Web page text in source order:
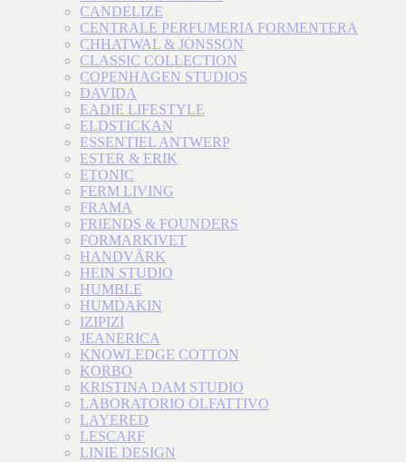
CANDELIZE
CENTRALE PERFUMERIA FORMENTERA
CHHATWAL & JONSSON
CLASSIC COLLECTION
COPENHAGEN STUDIOS
DAVIDA
EADIE LIFESTYLE
ELDSTICKAN
ESSENTIEL ANTWERP
ESTER & ERIK
ETONIC
FERM LIVING
FRAMA
FRIENDS & FOUNDERS
FORMARKIVET
HANDVÄRK
HEIN STUDIO
HUMBLE
HUMDAKIN
IZIPIZI
JEANERICA
KNOWLEDGE COTTON
KORBO
KRISTINA DAM STUDIO
LABORATORIO OLFATTIVO
LAYERED
LESCARF
LINIE DESIGN